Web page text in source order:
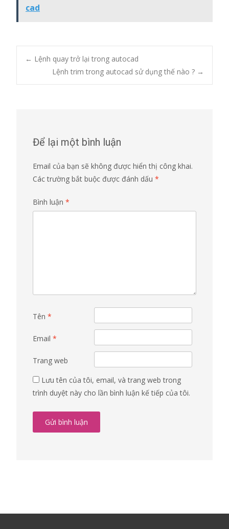
cad
Post
← Lệnh quay trở lại trong autocad
Lệnh trim trong autocad sử dụng thế nào ? →
Để lại một bình luận
Email của bạn sẽ không được hiển thị công khai.
Các trường bắt buộc được đánh dấu *
Bình luận *
Tên *
Email *
Trang web
Lưu tên của tôi, email, và trang web trong
trình duyệt này cho lần bình luận kế tiếp của tôi.